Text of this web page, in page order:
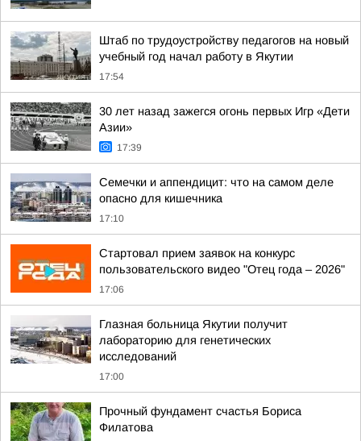
Штаб по трудоустройству педагогов на новый
учебный год начал работу в Якутии
17:54
30 лет назад зажегся огонь первых Игр «Дети
Азии»
17:39
Семечки и аппендицит: что на самом деле
опасно для кишечника
17:10
Стартовал прием заявок на конкурс
пользовательского видео "Отец года – 2026"
17:06
Глазная больница Якутии получит
лабораторию для генетических
исследований
17:00
Прочный фундамент счастья Бориса
Филатова